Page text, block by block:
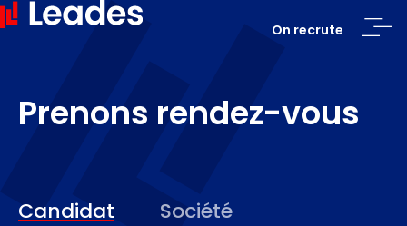
On recrute
Prenons rendez-vous
Candidat Société